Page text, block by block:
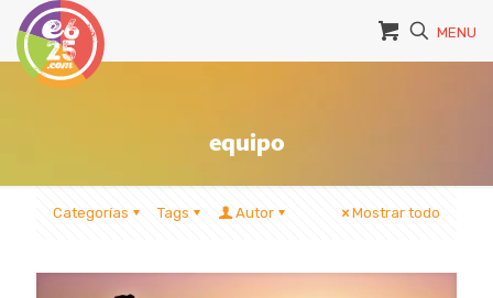
MENU
equipo
Categorías Tags Autor Mostrar todo